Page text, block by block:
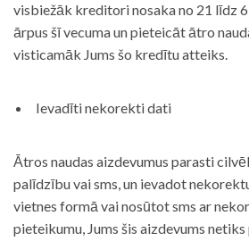
visbiežāk kreditori nosaka no 21 līdz
ārpus šī vecuma un pieteicāt ātro
visticamāk Jums šo kredītu atteiks.
Ievadīti nekorekti dati
Ātros naudas aizdevumus parasti
palīdzību vai sms, un ievadot
vietnes formā vai nosūtot sms ar
pieteikumu, Jums šis aizdevums